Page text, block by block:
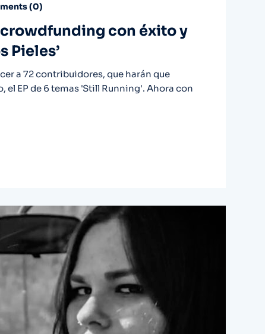
(0)
con éxito y
Pieles’
a 72 contribuidores, que harán que
EP de 6 temas 'Still Running'. Ahora con